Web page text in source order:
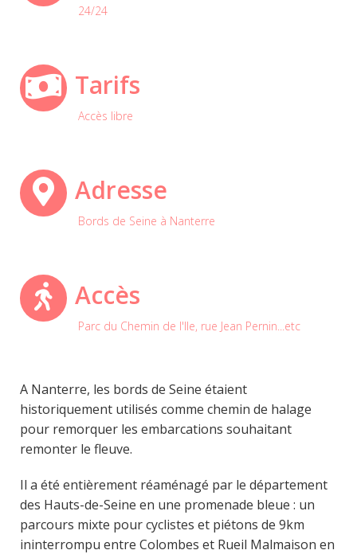
24/24
Tarifs
Accès libre
Adresse
Bords de Seine à Nanterre
Accès
Parc du Chemin de l'Ile, rue Jean Pernin...etc
A Nanterre, les bords de Seine étaient
historiquement utilisés comme chemin de halage
pour remorquer les embarcations souhaitant
remonter le fleuve.
Il a été entièrement réaménagé par le département
des Hauts-de-Seine en une promenade bleue : un
parcours mixte pour cyclistes et piétons de 9km
ininterrompu entre Colombes et Rueil Malmaison en